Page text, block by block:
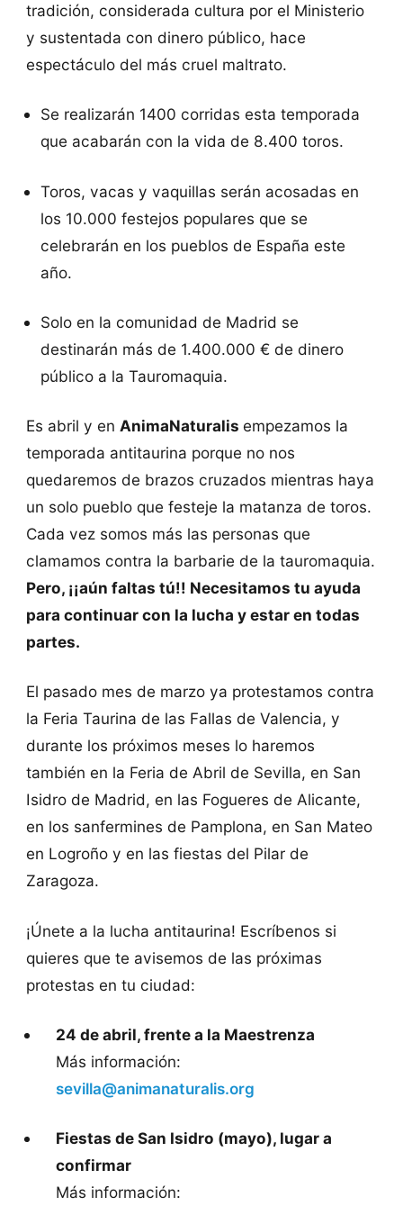
tradición, considerada cultura por el Ministerio
y sustentada con dinero público, hace
espectáculo del más cruel maltrato.
Se realizarán 1400 corridas esta temporada
que acabarán con la vida de 8.400 toros.
Toros, vacas y vaquillas serán acosadas en
los 10.000 festejos populares que se
celebrarán en los pueblos de España este
año.
Solo en la comunidad de Madrid se
destinarán más de 1.400.000 € de dinero
público a la Tauromaquia.
Es abril y en AnimaNaturalis empezamos la
temporada antitaurina porque no nos
quedaremos de brazos cruzados mientras haya
un solo pueblo que festeje la matanza de toros.
Cada vez somos más las personas que
clamamos contra la barbarie de la tauromaquia.
Pero, ¡¡aún faltas tú!! Necesitamos tu ayuda
para continuar con la lucha y estar en todas
partes.
El pasado mes de marzo ya protestamos contra
la Feria Taurina de las Fallas de Valencia, y
durante los próximos meses lo haremos
también en la Feria de Abril de Sevilla, en San
Isidro de Madrid, en las Fogueres de Alicante,
en los sanfermines de Pamplona, en San Mateo
en Logroño y en las fiestas del Pilar de
Zaragoza.
¡Únete a la lucha antitaurina! Escríbenos si
quieres que te avisemos de las próximas
protestas en tu ciudad:
24 de abril, frente a la Maestrenza
Más información:
sevilla@animanaturalis.org
Fiestas de San Isidro (mayo), lugar a
confirmar
Más información: